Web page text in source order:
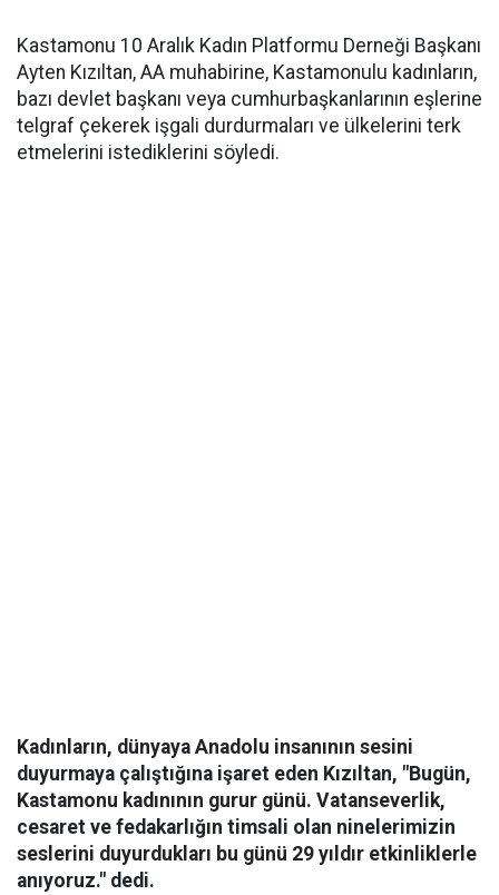
Kastamonu 10 Aralık Kadın Platformu Derneği Başkanı
Ayten Kızıltan, AA muhabirine, Kastamonulu kadınların,
bazı devlet başkanı veya cumhurbaşkanlarının eşlerine
telgraf çekerek işgali durdurmaları ve ülkelerini terk
etmelerini istediklerini söyledi.
Kadınların, dünyaya Anadolu insanının sesini
duyurmaya çalıştığına işaret eden Kızıltan, "Bugün,
Kastamonu kadınının gurur günü. Vatanseverlik,
cesaret ve fedakarlığın timsali olan ninelerimizin
seslerini duyurdukları bu günü 29 yıldır etkinliklerle
anıyoruz." dedi.